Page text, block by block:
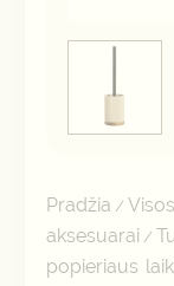
Pradžia /
aksesuarai /
popieriaus